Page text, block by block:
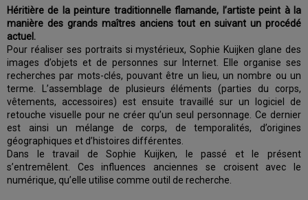
Héritière de la peinture traditionnelle flamande, l’artiste peint à la
manière des grands maîtres anciens tout en suivant un procédé
actuel.
Pour réaliser ses portraits si mystérieux, Sophie Kuijken glane des
images d’objets et de personnes sur Internet. Elle organise ses
recherches par mots-clés, pouvant être un lieu, un nombre ou un
terme. L’assemblage de plusieurs éléments (parties du corps,
vêtements, accessoires) est ensuite travaillé sur un logiciel de
retouche visuelle pour ne créer qu’un seul personnage. Ce dernier
est ainsi un mélange de corps, de temporalités, d’origines
géographiques et d’histoires différentes.
Dans le travail de Sophie Kuijken, le passé et le présent
s’entremêlent. Ces influences anciennes se croisent avec le
numérique, qu’elle utilise comme outil de recherche.